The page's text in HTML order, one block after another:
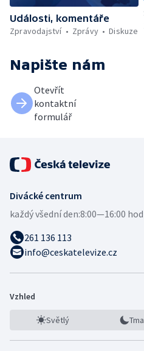
Události, komentáře
Zpravodajství
Zprávy Diskuze
Napište nám
Otevřít
kontaktní
formulář
Divácké centrum
každý všední den:8:00—16:00
261 136 113
info@ceskatelevize.cz
Vzhled
Světlý